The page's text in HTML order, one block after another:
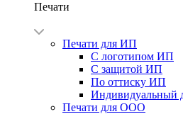
Печати
Печати для ИП
С логотипом ИП
С защитой ИП
По оттиску ИП
Индивидуальный
Печати для ООО